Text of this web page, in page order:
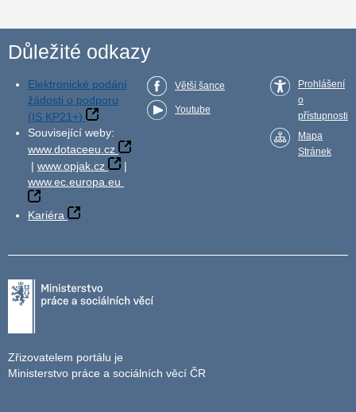
Důležité odkazy
Elektronické podání
žádosti o podporu
(IS KP21+)
Související weby:
www.dotaceeu.cz
| www.opjak.cz
|
www.ec.europa.eu
Kariéra
Větší šance
Youtube
Prohlášení
o
přístupnosti
Mapa
Stránek
Zřizovatelem portálu je
Ministerstvo práce a sociálních věcí ČR